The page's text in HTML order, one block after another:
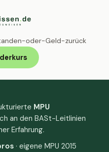
oder-Geld-zurück
MPU
an den BASt-Leitlinien
Erfahrung.
· eigene MPU 2015